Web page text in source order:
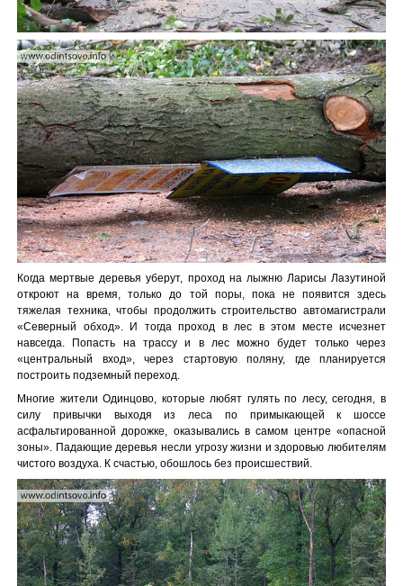
Когда мертвые деревья уберут, проход на лыжню Ларисы Лазутиной
откроют на время, только до той поры, пока не появится здесь
тяжелая техника, чтобы продолжить строительство автомагистрали
«Северный обход». И тогда проход в лес в этом месте исчезнет
навсегда. Попасть на трассу и в лес можно будет только через
«центральный вход», через стартовую поляну, где планируется
построить подземный переход.
Многие жители Одинцово, которые любят гулять по лесу, сегодня, в
силу привычки выходя из леса по примыкающей к шоссе
асфальтированной дорожке, оказывались в самом центре «опасной
зоны». Падающие деревья несли угрозу жизни и здоровью любителям
чистого воздуха. К счастью, обошлось без происшествий.